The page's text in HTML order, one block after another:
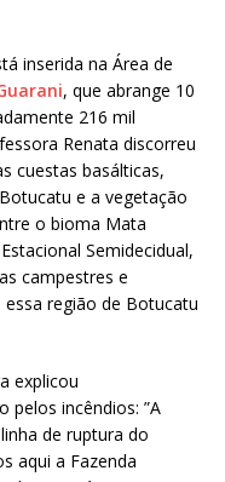
inserida na Área de
, que abrange 10
216 mil
Renata discorreu
cuestas basálticas,
e a vegetação
o bioma Mata
Semidecidual,
campestres e
região de Botucatu
explicou
pelos incêndios: ”A
de ruptura do
aqui a Fazenda